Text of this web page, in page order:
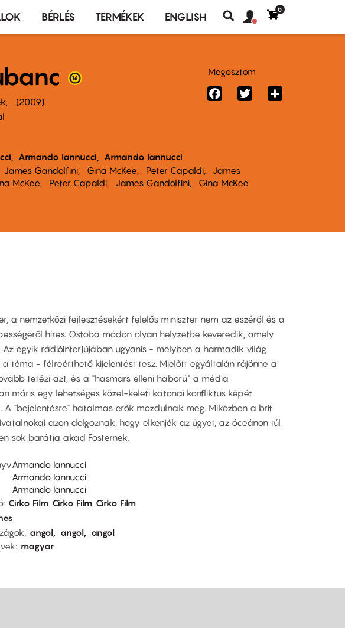
BÉRLÉS TERMÉKEK ENGLISH
Keresés
fiók
Felhasználói
0
2009
Armando Iannucci
Armando Iannucci
James Gandolfini Gina McKee Peter Capaldi
James
McKee Peter Capaldi James Gandolfini Gina McKee
Megosztom
FacebookTwitter
a nemzetközi fejlesztésekért felelős miniszter nem az eszéről és a
híres. Ostoba módon olyan helyzetbe keveredik, amely
Az egyik rádióinterjújában ugyanis - melyben a harmadik világ
a téma - félreérthető kijelentést tesz. Mielőtt egyáltalán rájönne a
tetézi azt, és a "hasmars elleni háború" a média
máris egy lehetséges közel-keleti katonai konfliktus képét
A "bejelentésre" hatalmas erők mozdulnak meg. Miközben a brit
azon dolgoznak, hogy elkenjék az ügyet, az óceánon túl
sok barátja akad Fosternek.
Armando Iannucci
Armando Iannucci
Armando Iannucci
Cirko Film Cirko Film Cirko Film
angol angol
angol
magyar